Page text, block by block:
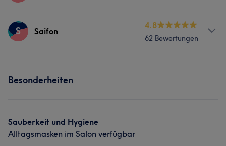
Services
S Saifon
4.8
62 Bewertungen
Was unsere Kunden über Saifon sagen
Fürsorglich
Besonderheiten
Sauberkeit und Hygiene
Alltagsmasken im Salon verfügbar